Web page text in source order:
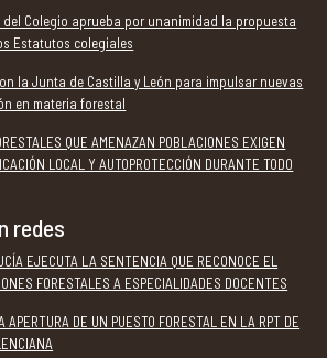
del Colegio aprueba por unanimidad la propuesta
Estatutos colegiales
la Junta de Castilla y León para impulsar nuevas
en materia forestal
QUE AMENAZAN POBLACIONES EXIGEN
LOCAL Y AUTOPROTECCIÓN DURANTE TODO
redes
EJECUTA LA SENTENCIA QUE RECONOCE EL
FORESTALES A ESPECIALIDADES DOCENTES
APERTURA DE UN PUESTO FORESTAL EN LA RPT DE